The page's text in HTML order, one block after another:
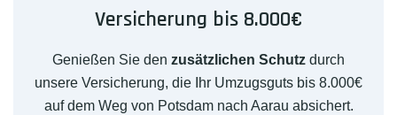
Versicherung bis 8.000€
Genießen Sie den zusätzlichen Schutz durch
unsere Versicherung, die Ihr Umzugsguts bis 8.000€
auf dem Weg von Potsdam nach Aarau absichert.